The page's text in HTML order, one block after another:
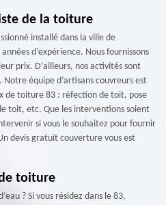
de la toiture
installé dans la ville de
d’expérience. Nous fournissons
prix. D’ailleurs, nos activités sont
équipe d’artisans couvreurs est
de toiture 83 : réfection de toit, pose
toit, etc. Que les interventions soient
si vous le souhaitez pour fournir
devis gratuit couverture vous est
toiture
? Si vous résidez dans le 83,